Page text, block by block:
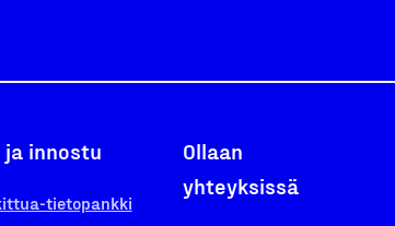
ja innostu
tietopankki
Ollaan
yhteyksissä